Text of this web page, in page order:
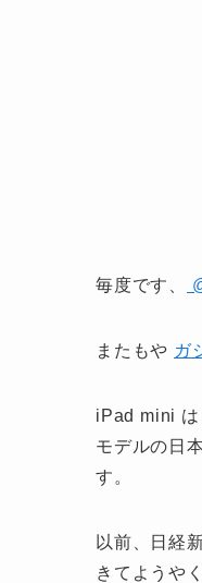
毎度です、
またもや ガ
iPad mini は
モデルの日
す。
以前、日経
きてようや